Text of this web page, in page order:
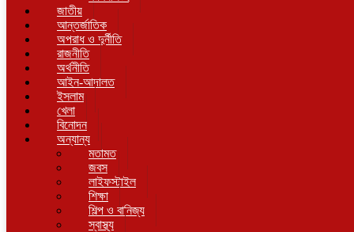
জাতীয়
আন্তর্জাতিক
অপরাধ ও দুর্নীতি
রাজনীতি
অর্থনীতি
আইন-আদালত
ইসলাম
খেলা
বিনোদন
অন্যান্য
মতামত
জবস
লাইফস্টাইল
শিক্ষা
শিল্প ও বানিজ্য
স্বাস্থ্য